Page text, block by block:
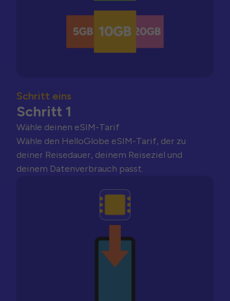
Schritt eins
Schritt 1
Wähle deinen eSIM-Tarif
Wähle den HelloGlobe eSIM-Tarif, der zu
deiner Reisedauer, deinem Reiseziel und
deinem Datenverbrauch passt.